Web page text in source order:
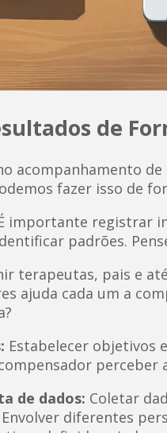
de
acompanhamento
fazer isso de
importante registrar
padrões.
terapeutas, pais e
ajuda cada um a
Estabelecer objetivos
perceber
de dados: Coletar
Envolver diferentes